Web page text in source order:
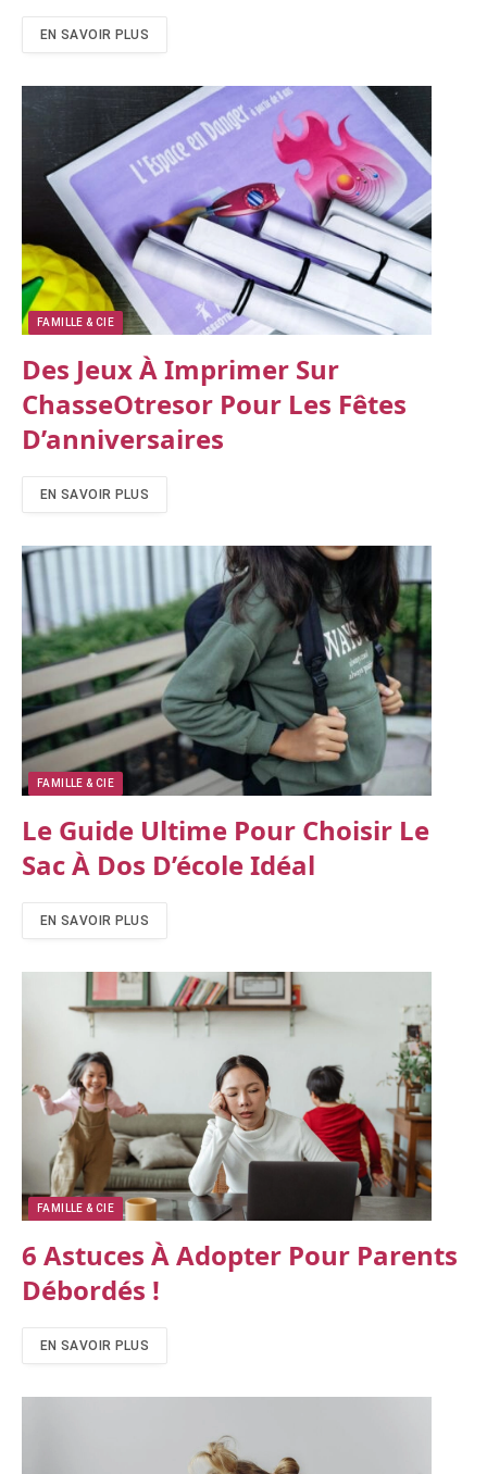
EN SAVOIR PLUS
FAMILLE & CIE
Des Jeux À Imprimer Sur
ChasseOtresor Pour Les Fêtes
D’anniversaires
EN SAVOIR PLUS
FAMILLE & CIE
Le Guide Ultime Pour Choisir Le
Sac À Dos D’école Idéal
EN SAVOIR PLUS
FAMILLE & CIE
6 Astuces À Adopter Pour Parents
Débordés !
EN SAVOIR PLUS